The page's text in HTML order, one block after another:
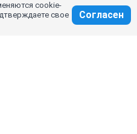
cookie-
свое
Согласен